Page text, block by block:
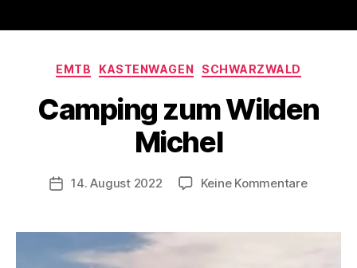
Kategorien
EMTB KASTENWAGEN SCHWARZWALD
Camping zum Wilden
Michel
Beitragsautor
V
n
e
r
K
a
t
Veröffentlichungsdatum
14. August 2022 Keine Kommentarezu
Wilden